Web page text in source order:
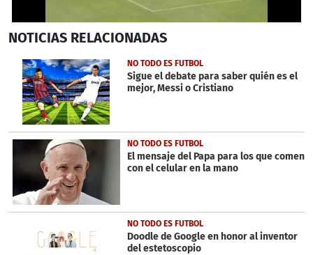
seconds
42
seconds
NOTICIAS RELACIONADAS
NO TODO ES FUTBOL
Sigue el debate para saber quién es el
mejor, Messi o Cristiano
NO TODO ES FUTBOL
El mensaje del Papa para los que comen
con el celular en la mano
NO TODO ES FUTBOL
Doodle de Google en honor al inventor
del estetoscopio